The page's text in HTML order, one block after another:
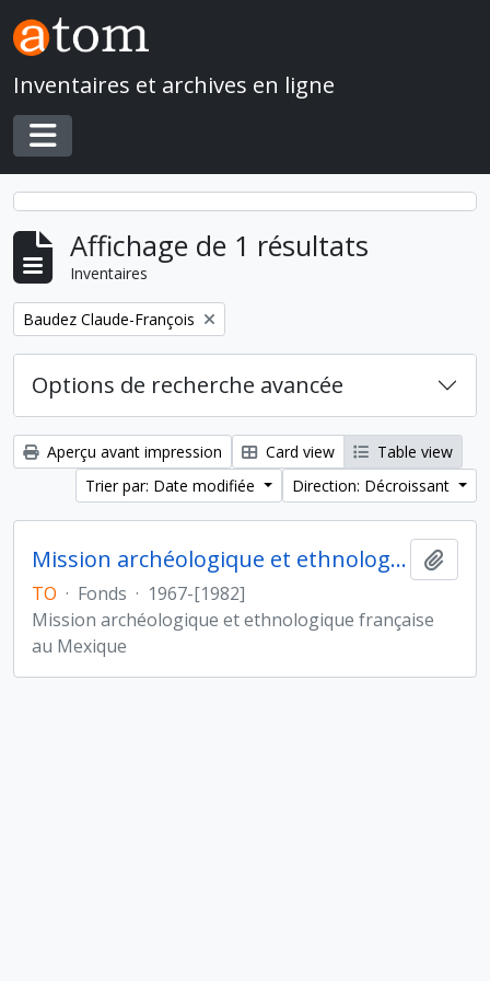
Skip to main content
Inventaires et archives en ligne
Toggle navigation
Affichage de 1 résultats
Inventaires
Remove filter:
Baudez Claude-François
Options de recherche avancée
Aperçu avant impression Card view
Table view
Trier par: Date modifiée
Direction: Décroissant
Mission archéologique et ethnologique française au Mexique
TO · Fonds · 1967-[1982]
Mission archéologique et ethnologique française
au Mexique